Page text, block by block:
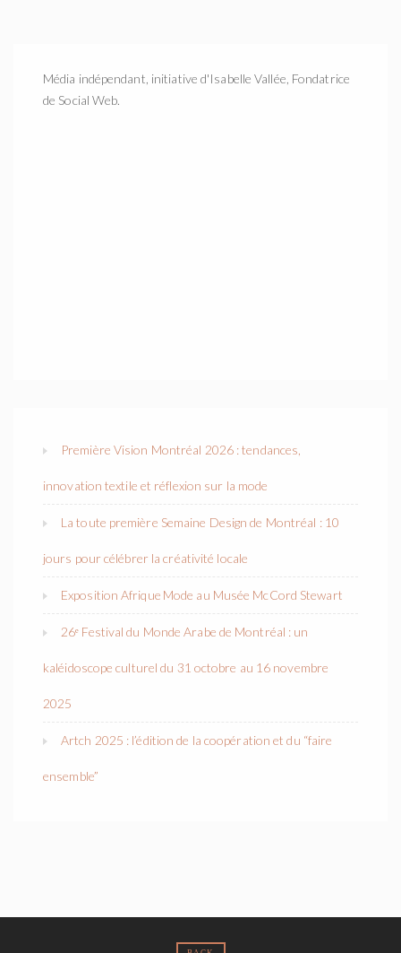
Média indépendant, initiative d'Isabelle Vallée, Fondatrice
de Social Web.
Première Vision Montréal 2026 : tendances,
innovation textile et réflexion sur la mode
La toute première Semaine Design de Montréal : 10
jours pour célébrer la créativité locale
Exposition Afrique Mode au Musée McCord Stewart
26ᵉ Festival du Monde Arabe de Montréal : un
kaléidoscope culturel du 31 octobre au 16 novembre
2025
Artch 2025 : l’édition de la coopération et du “faire
ensemble”